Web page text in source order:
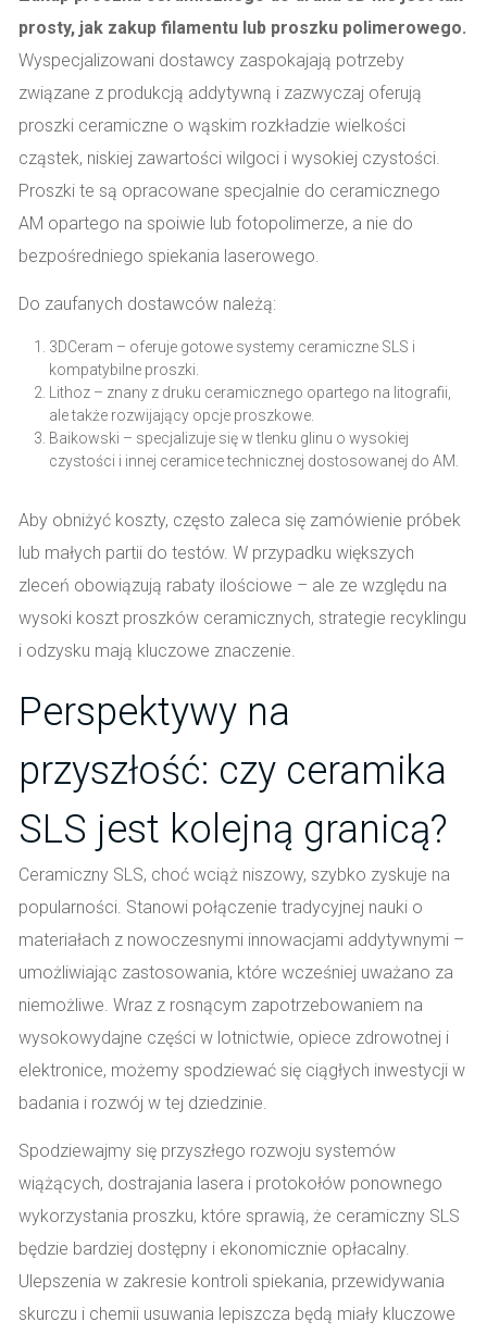
prosty, jak zakup filamentu lub proszku polimerowego.
Wyspecjalizowani dostawcy zaspokajają potrzeby
związane z produkcją addytywną i zazwyczaj oferują
proszki ceramiczne o wąskim rozkładzie wielkości
cząstek, niskiej zawartości wilgoci i wysokiej czystości.
Proszki te są opracowane specjalnie do ceramicznego
AM opartego na spoiwie lub fotopolimerze, a nie do
bezpośredniego spiekania laserowego.
Do zaufanych dostawców należą:
3DCeram – oferuje gotowe systemy ceramiczne SLS i
kompatybilne proszki.
Lithoz – znany z druku ceramicznego opartego na litografii,
ale także rozwijający opcje proszkowe.
Baikowski – specjalizuje się w tlenku glinu o wysokiej
czystości i innej ceramice technicznej dostosowanej do AM.
Aby obniżyć koszty, często zaleca się zamówienie próbek
lub małych partii do testów. W przypadku większych
zleceń obowiązują rabaty ilościowe – ale ze względu na
wysoki koszt proszków ceramicznych, strategie recyklingu
i odzysku mają kluczowe znaczenie.
Perspektywy na
przyszłość: czy ceramika
SLS jest kolejną granicą?
Ceramiczny SLS, choć wciąż niszowy, szybko zyskuje na
popularności. Stanowi połączenie tradycyjnej nauki o
materiałach z nowoczesnymi innowacjami addytywnymi –
umożliwiając zastosowania, które wcześniej uważano za
niemożliwe. Wraz z rosnącym zapotrzebowaniem na
wysokowydajne części w lotnictwie, opiece zdrowotnej i
elektronice, możemy spodziewać się ciągłych inwestycji w
badania i rozwój w tej dziedzinie.
Spodziewajmy się przyszłego rozwoju systemów
wiążących, dostrajania lasera i protokołów ponownego
wykorzystania proszku, które sprawią, że ceramiczny SLS
będzie bardziej dostępny i ekonomicznie opłacalny.
Ulepszenia w zakresie kontroli spiekania, przewidywania
skurczu i chemii usuwania lepiszcza będą miały kluczowe